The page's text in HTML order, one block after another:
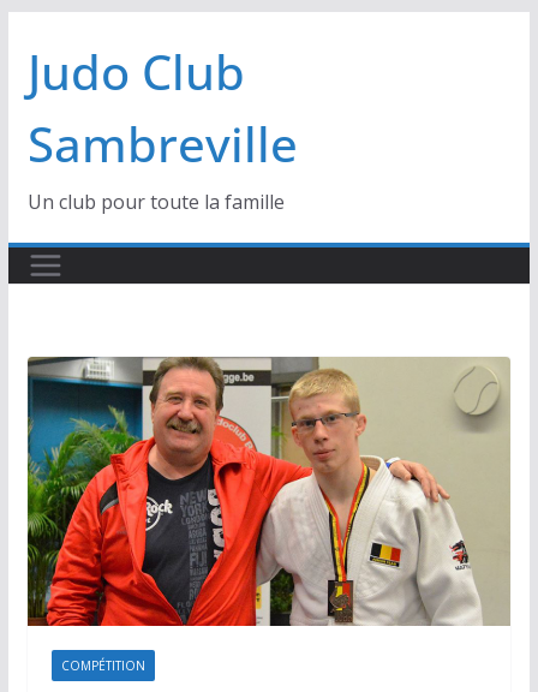
contenu
Judo Club
Sambreville
Un club pour toute la famille
COMPÉTITION